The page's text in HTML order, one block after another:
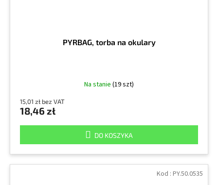
PYRBAG, torba na okulary
Na stanie (19 szt)
15,01 zł bez VAT
18,46 zł
DO KOSZYKA
Kod : PY.50.0535